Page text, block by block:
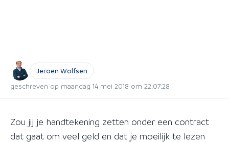
Jeroen Wolfsen
geschreven op maandag 14 mei 2018 om 22:07:28
Zou jij je handtekening zetten onder een contract
dat gaat om veel geld en dat je moeilijk te lezen